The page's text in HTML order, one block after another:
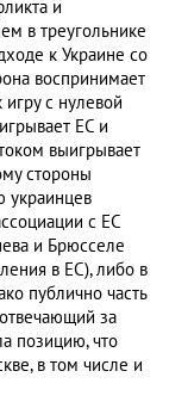
и
в треугольнике
к Украине со
воспринимает
с нулевой
ЕС и
выигрывает
стороны
украинцев
с ЕС
и Брюсселе
в ЕС), либо в
публично часть
за
позицию, что
в том числе и